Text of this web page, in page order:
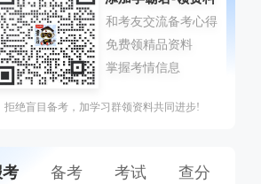
拒绝盲目备考，加学习群领资料共同进步!
备考 考试 查分